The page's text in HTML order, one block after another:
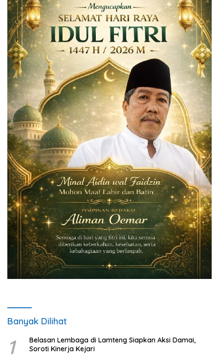
Banyak Dilihat
1
Belasan Lembaga di Lamteng Siapkan Aksi Damai,
Soroti Kinerja Kejari